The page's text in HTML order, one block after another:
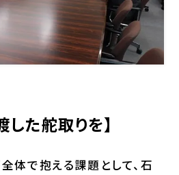
した舵取りを】
体で抱える課題として、石